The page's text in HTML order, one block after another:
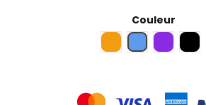
Couleur
OrangeBleu Violet Noir